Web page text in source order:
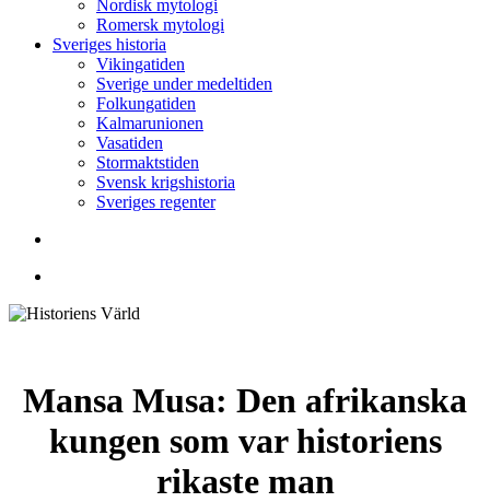
Nordisk mytologi
Romersk mytologi
Sveriges historia
Vikingatiden
Sverige under medeltiden
Folkungatiden
Kalmarunionen
Vasatiden
Stormaktstiden
Svensk krigshistoria
Sveriges regenter
Mansa Musa: Den afrikanska
kungen som var historiens
rikaste man